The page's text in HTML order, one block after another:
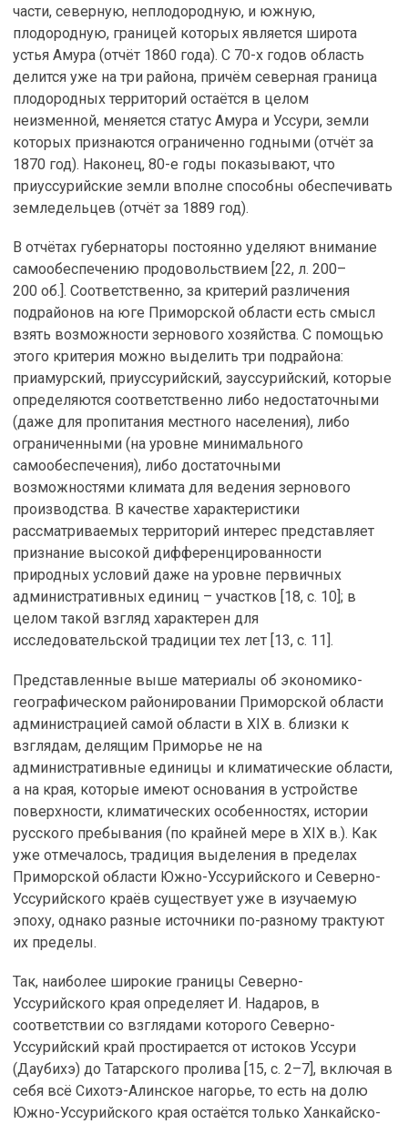
части, северную, неплодородную, и южную,
плодородную, границей которых является широта
устья Амура (отчёт 1860 года). С 70-х годов область
делится уже на три района, причём северная граница
плодородных территорий остаётся в целом
неизменной, меняется статус Амура и Уссури, земли
которых признаются ограниченно годными (отчёт за
1870 год). Наконец, 80-е годы показывают, что
приуссурийские земли вполне способны обеспечивать
земледельцев (отчёт за 1889 год).
В отчётах губернаторы постоянно уделяют внимание
самообеспечению продовольствием [22, л. 200–
200 об.]. Соответственно, за критерий различения
подрайонов на юге Приморской области есть смысл
взять возможности зернового хозяйства. С помощью
этого критерия можно выделить три подрайона:
приамурский, приуссурийский, зауссурийский, которые
определяются соответственно либо недостаточными
(даже для пропитания местного населения), либо
ограниченными (на уровне минимального
самообеспечения), либо достаточными
возможностями климата для ведения зернового
производства. В качестве характеристики
рассматриваемых территорий интерес представляет
признание высокой дифференцированности
природных условий даже на уровне первичных
административных единиц – участков [18, с. 10]; в
целом такой взгляд характерен для
исследовательской традиции тех лет [13, с. 11].
Представленные выше материалы об экономико-
географическом районировании Приморской области
администрацией самой области в XIX в. близки к
взглядам, делящим Приморье не на
административные единицы и климатические области,
а на края, которые имеют основания в устройстве
поверхности, климатических особенностях, истории
русского пребывания (по крайней мере в XIX в.). Как
уже отмечалось, традиция выделения в пределах
Приморской области Южно-Уссурийского и Северно-
Уссурийского краёв существует уже в изучаемую
эпоху, однако разные источники по-разному трактуют
их пределы.
Так, наиболее широкие границы Северно-
Уссурийского края определяет И. Надаров, в
соответствии со взглядами которого Северно-
Уссурийский край простирается от истоков Уссури
(Даубихэ) до Татарского пролива [15, с. 2–7], включая в
себя всё Сихотэ-Алинское нагорье, то есть на долю
Южно-Уссурийского края остаётся только Ханкайско-